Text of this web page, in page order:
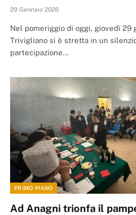
29 Gennaio 2026
Nel pomeriggio di oggi, giovedì 29
Trivigliano si è stretta in un
partecipazione…
PRIMO PIANO
Ad Anagni trionfa il